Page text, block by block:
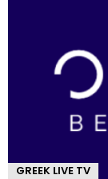
GREEK LIVE TV